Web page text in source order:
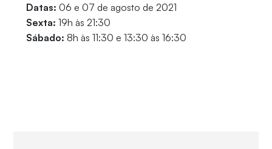
Datas: 06 e 07 de agosto de 2021
Sexta: 19h às 21:30
Sábado: 8h às 11:30 e 13:30 às 16:30